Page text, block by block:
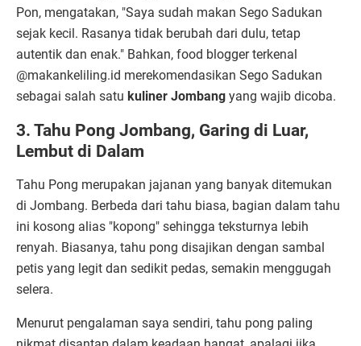
Pon, mengatakan, "Saya sudah makan Sego Sadukan
sejak kecil. Rasanya tidak berubah dari dulu, tetap
autentik dan enak." Bahkan, food blogger terkenal
@makankeliling.id merekomendasikan Sego Sadukan
sebagai salah satu kuliner Jombang yang wajib dicoba.
3. Tahu Pong Jombang, Garing di Luar,
Lembut di Dalam
Tahu Pong merupakan jajanan yang banyak ditemukan
di Jombang. Berbeda dari tahu biasa, bagian dalam tahu
ini kosong alias "kopong" sehingga teksturnya lebih
renyah. Biasanya, tahu pong disajikan dengan sambal
petis yang legit dan sedikit pedas, semakin menggugah
selera.
Menurut pengalaman saya sendiri, tahu pong paling